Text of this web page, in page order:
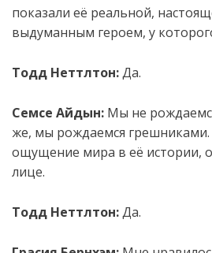
показали её реальной,
выдуманным героем, у
Тодд Неттлтон:Да.
Семсе Айдын: Мы не
же, мы рождаемся
ощущение мира в её истории,
лице.
Тодд Неттлтон:Да.